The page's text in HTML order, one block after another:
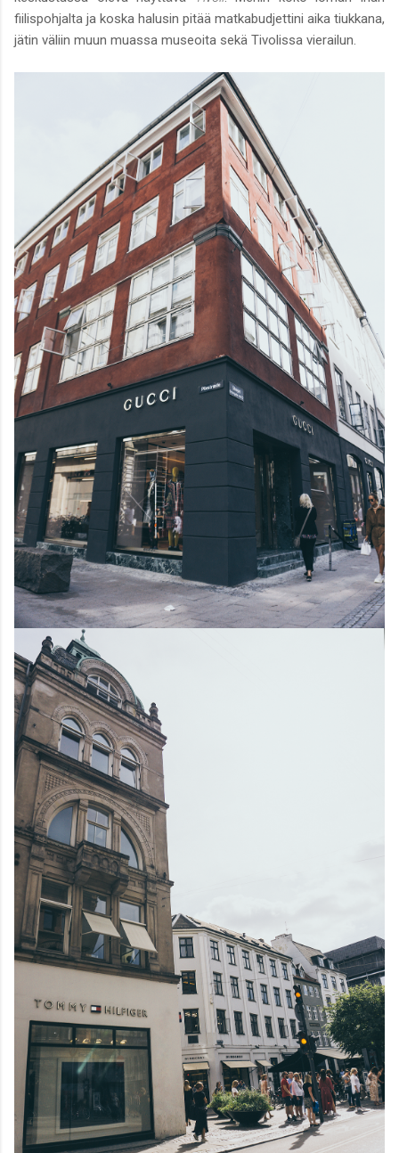
fiilispohjalta ja koska halusin pitää matkabudjettini aika tiukkana,
jätin väliin muun muassa museoita sekä Tivolissa vierailun.